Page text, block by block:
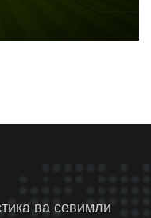
ва севимли